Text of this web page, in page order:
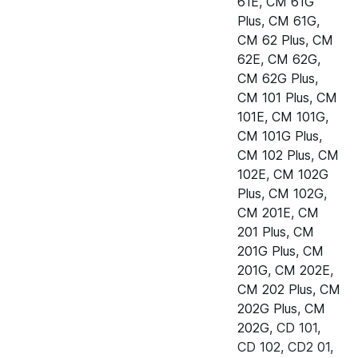
12034578
12034578
12034578
12034578
12034578
12034578
12034578
Plus, CM 61G,
CM 62 Plus, CM
62E, CM 62G,
CM 62G Plus,
CM 101 Plus, CM
101E, CM 101G,
CM 101G Plus,
CM 102 Plus, CM
102E, CM 102G
Plus, CM 102G,
CM 201E, CM
201 Plus, CM
201G Plus, CM
201G, CM 202E,
CM 202 Plus, CM
202G Plus, CM
202G, CD 101,
CD 102, CD2 01,